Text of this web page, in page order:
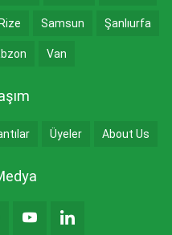
Samsun Şanlıurfa
Van
Üyeler About Us